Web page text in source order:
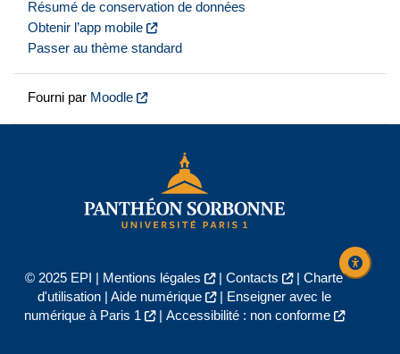
Résumé de conservation de données
Obtenir l’app mobile
Passer au thème standard
Fourni par Moodle
© 2025 EPI | Mentions légales | Contacts | Charte
d'utilisation| Aide numérique |
Enseigner avec le
numérique à Paris 1
| Accessibilité : non conforme